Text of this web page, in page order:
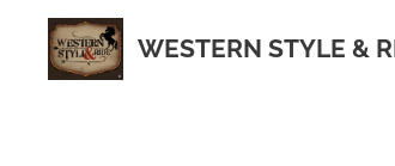
WESTERN STYLE &